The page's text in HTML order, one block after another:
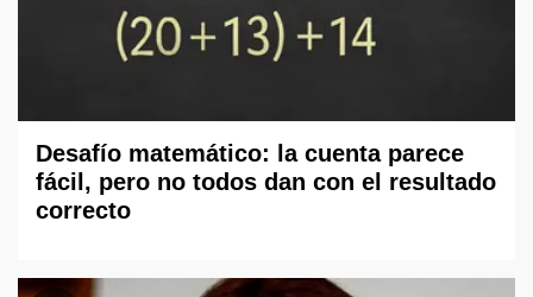
Desafío matemático: la cuenta parece
fácil, pero no todos dan con el resultado
correcto